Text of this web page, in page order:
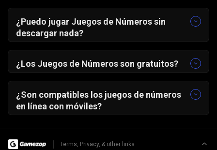
¿Puedo jugar Juegos de Números sin
descargar nada?
navegador, sin descargas ni instalaciones.
¿Los Juegos de Números son gratuitos?
Sí, son 100% gratis y no necesitas registrarte
para empezar a jugar.
¿Son compatibles los juegos de números
en línea con móviles?
Sí, funcionan perfectamente enAndroid e iOS,
siempre que tengas un navegador actualizado.
| Terms, Privacy, & other links